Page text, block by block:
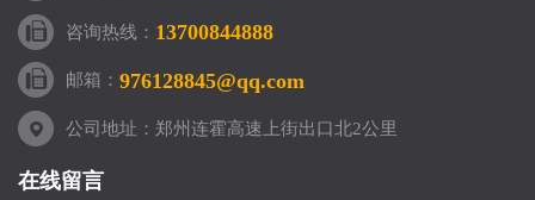
咨询热线： 13700844888
邮箱： 976128845@qq.com
公司地址：郑州连霍高速上街出口北2公里
在线留言